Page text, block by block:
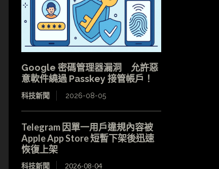
Google 密碼管理器漏洞 允許惡
意軟件繞過 Passkey 接管帳戶！
科技新聞 2026-08-05
Telegram 因單一用戶違規內容被
Apple App Store 短暫下架後迅速
恢復上架
科技新聞 2026-08-04